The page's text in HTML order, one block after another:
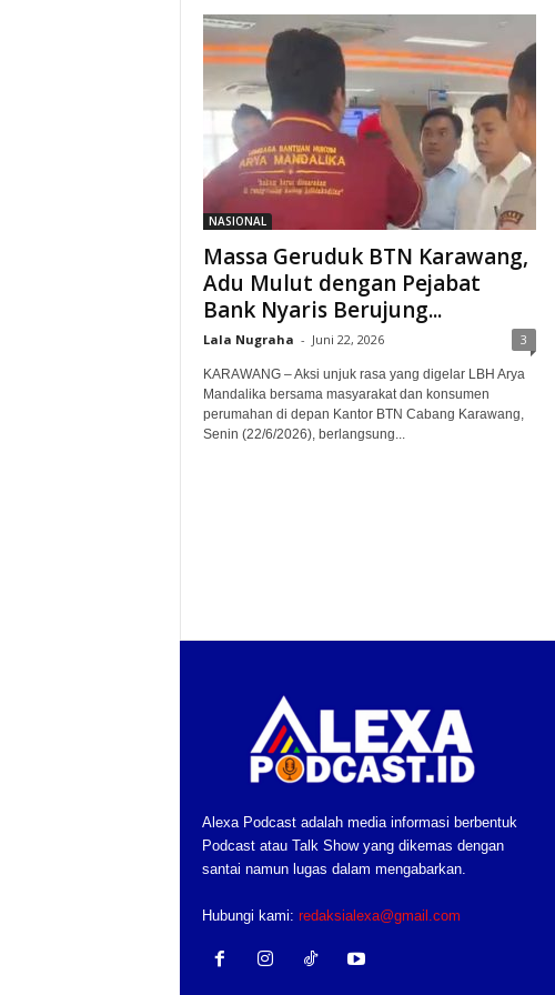
NASIONAL
Massa Geruduk BTN Karawang,
Adu Mulut dengan Pejabat
Bank Nyaris Berujung...
Lala Nugraha - Juni 22, 2026 3
KARAWANG – Aksi unjuk rasa yang digelar LBH Arya
Mandalika bersama masyarakat dan konsumen
perumahan di depan Kantor BTN Cabang Karawang,
Senin (22/6/2026), berlangsung...
Alexa Podcast adalah media informasi berbentuk
Podcast atau Talk Show yang dikemas dengan
santai namun lugas dalam mengabarkan.
Hubungi kami: redaksialexa@gmail.com